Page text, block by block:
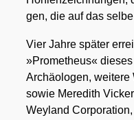
gen, die auf das
Vier Jah­re spä­ter
»Pro­me­theus«
Archäo­lo­gen, wei­te­re
sowie Mer­edith
Wey­land